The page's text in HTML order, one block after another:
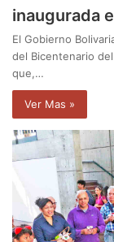
inaugurada
El Gobierno
del Bicentenario
que,…
Ver Mas »